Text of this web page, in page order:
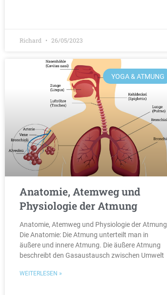
Richard 26/05/2023
YOGA & ATMUNG
Anatomie, Atemweg und
Physiologie der Atmung
Anatomie, Atemweg und Physiologie der Atmung
Die Anatomie: Die Atmung unterteilt man in
äußere und innere Atmung. Die äußere Atmung
beschreibt den Gasaustausch zwischen Umwelt
WEITERLESEN »